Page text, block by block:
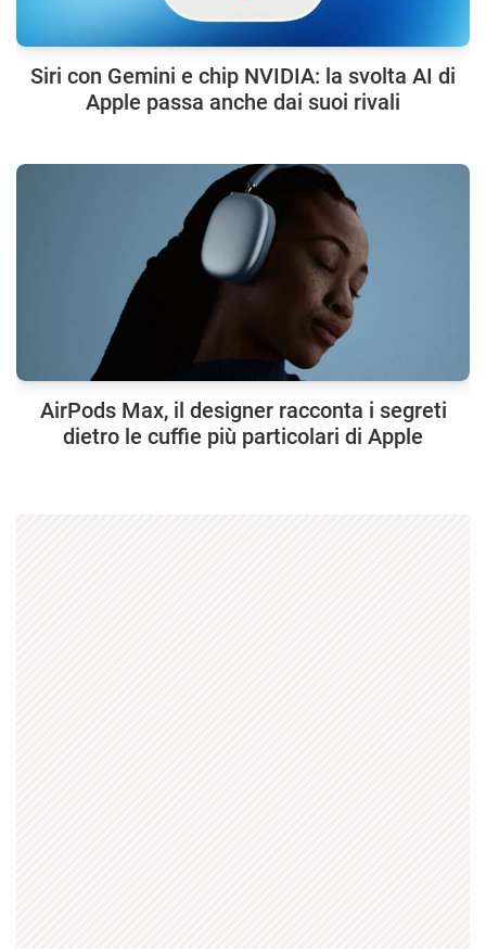
Siri con Gemini e chip NVIDIA: la svolta AI di
Apple passa anche dai suoi rivali
AirPods Max, il designer racconta i segreti
dietro le cuffie più particolari di Apple